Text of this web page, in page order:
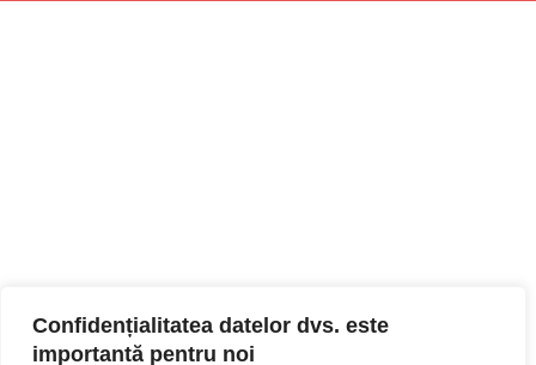
Confidențialitatea datelor dvs. este
importantă pentru noi